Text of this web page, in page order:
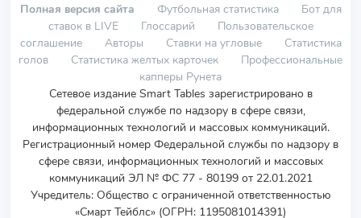
Полная версия сайта Футбольная статистика
Бот для
ставок в LIVE
Глоссарий
Пользовательское
соглашение
Авторы Ставки на угловые
Статистика
голов
Статистика желтых карточек
Профессиональные
капперы Рунета
Сетевое издание Smart Tables зарегистрировано в
федеральной службе по надзору в сфере связи,
информационных технологий и массовых коммуникаций.
Регистрационный номер Федеральной службы по надзору в
сфере связи, информационных технологий и массовых
коммуникаций ЭЛ № ФС 77 - 80199 от 22.01.2021
Учредитель: Общество с ограниченной ответственностью
«Смарт Тейблс» (ОГРН: 1195081014391)